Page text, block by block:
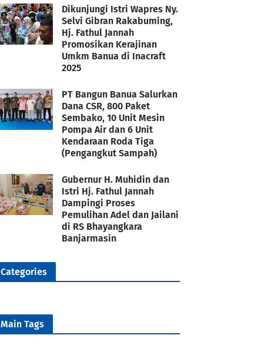
Dikunjungi Istri Wapres Ny.
Selvi Gibran Rakabuming,
Hj. Fathul Jannah
Promosikan Kerajinan
Umkm Banua di Inacraft
2025
PT Bangun Banua Salurkan
Dana CSR, 800 Paket
Sembako, 10 Unit Mesin
Pompa Air dan 6 Unit
Kendaraan Roda Tiga
(Pengangkut Sampah)
Gubernur H. Muhidin dan
Istri Hj. Fathul Jannah
Dampingi Proses
Pemulihan Adel dan Jailani
di RS Bhayangkara
Banjarmasin
Categories
Main Tags